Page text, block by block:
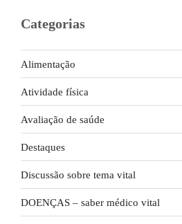
Categorias
Alimentação
Atividade física
Avaliação de saúde
Destaques
Discussão sobre tema vital
DOENÇAS – saber médico vital